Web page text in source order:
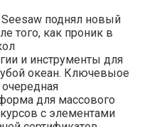
поднял новый
того, как проник в
и инструменты для
океан. Ключевыое
для массового
с элементами